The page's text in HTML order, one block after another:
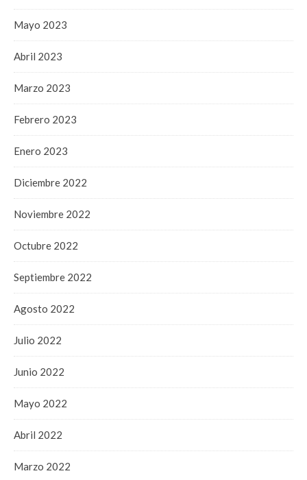
Mayo 2023
Abril 2023
Marzo 2023
Febrero 2023
Enero 2023
Diciembre 2022
Noviembre 2022
Octubre 2022
Septiembre 2022
Agosto 2022
Julio 2022
Junio 2022
Mayo 2022
Abril 2022
Marzo 2022